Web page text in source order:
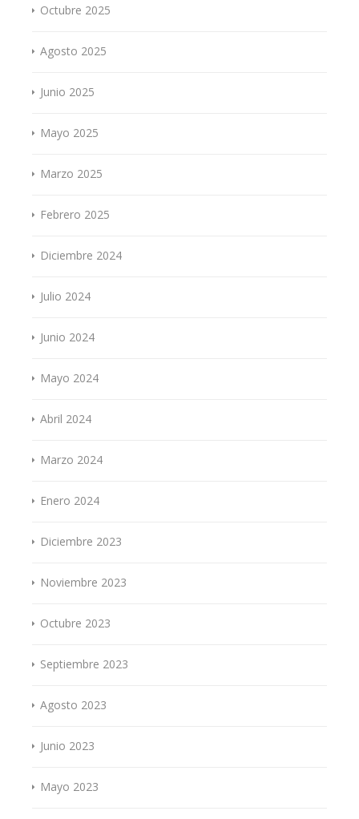
Octubre 2025
Agosto 2025
Junio 2025
Mayo 2025
Marzo 2025
Febrero 2025
Diciembre 2024
Julio 2024
Junio 2024
Mayo 2024
Abril 2024
Marzo 2024
Enero 2024
Diciembre 2023
Noviembre 2023
Octubre 2023
Septiembre 2023
Agosto 2023
Junio 2023
Mayo 2023